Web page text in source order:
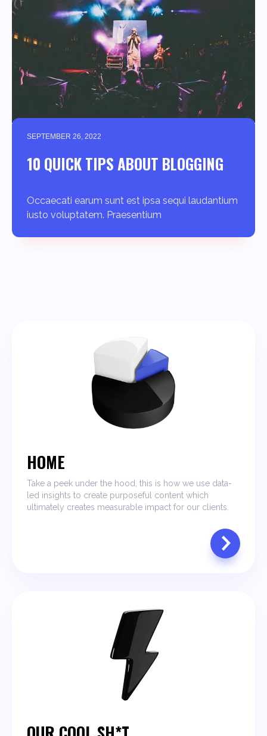
SEPTEMBER 26, 2022
10 QUICK TIPS ABOUT BLOGGING
Occaecati earum sunt est ipsa sequi laudantium
iusto voluptatem. Praesentium
HOME
Take a peek under the hood, this is how we use data-
led insights to create purposeful content which
ultimately creates measurable impact for our clients.